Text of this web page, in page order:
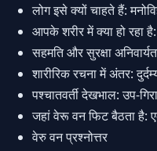
लोग इसे क्यों चाहते हैं:
आपके शरीर में क्या हो रहा
सहमति और सुरक्षा
शारीरिक रचना में अंतर:
पश्चातवर्ती देखभाल: उप-
जहां वेरू वन फिट बैठता है:
वेरु वन प्रश्नोत्तर